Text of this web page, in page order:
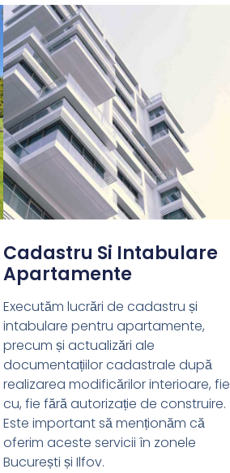
Cadastru Si Intabulare
Apartamente
Executăm lucrări de cadastru și
intabulare pentru apartamente,
precum și actualizări ale
documentațiilor cadastrale după
realizarea modificărilor interioare, fie
cu, fie fără autorizație de construire.
Este important să menționăm că
oferim aceste servicii în zonele
București și Ilfov.